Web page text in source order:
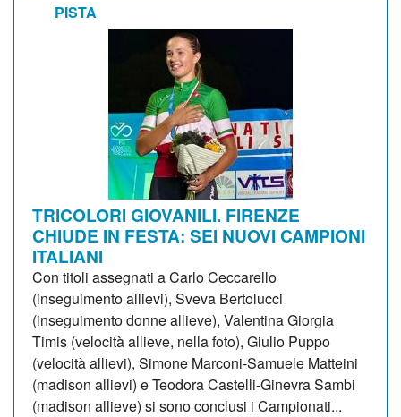
PISTA
TRICOLORI GIOVANILI. FIRENZE
CHIUDE IN FESTA: SEI NUOVI CAMPIONI
ITALIANI
Con titoli assegnati a Carlo Ceccarello
(inseguimento allievi), Sveva Bertolucci
(inseguimento donne allieve), Valentina Giorgia
Timis (velocità allieve, nella foto), Giulio Puppo
(velocità allievi), Simone Marconi-Samuele Matteini
(madison allievi) e Teodora Castelli-Ginevra Sambi
(madison allieve) si sono conclusi i Campionati...